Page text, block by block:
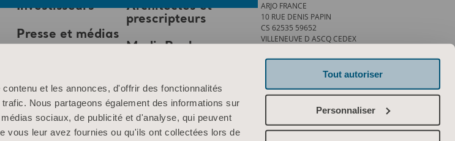
et les annonces, d'offrir des fonctionnalités
Nous partageons également des informations sur
sociaux, de publicité et d'analyse, qui peuvent
vous leur avez fournies ou qu'ils ont collectées lors de
Tout autoriser
Personnaliser
Investisseurs
Presse et médias
Architectes et
prescripteurs
MediaBank
ARJO FRANCE
10 RUE DENIS PAPIN
CS 62535 59652
VILLENEUVE D ASCQ CEDEX
Fax : +33 (0)3 20 28 13 14
info.france@arjo.com
Contactez-nous